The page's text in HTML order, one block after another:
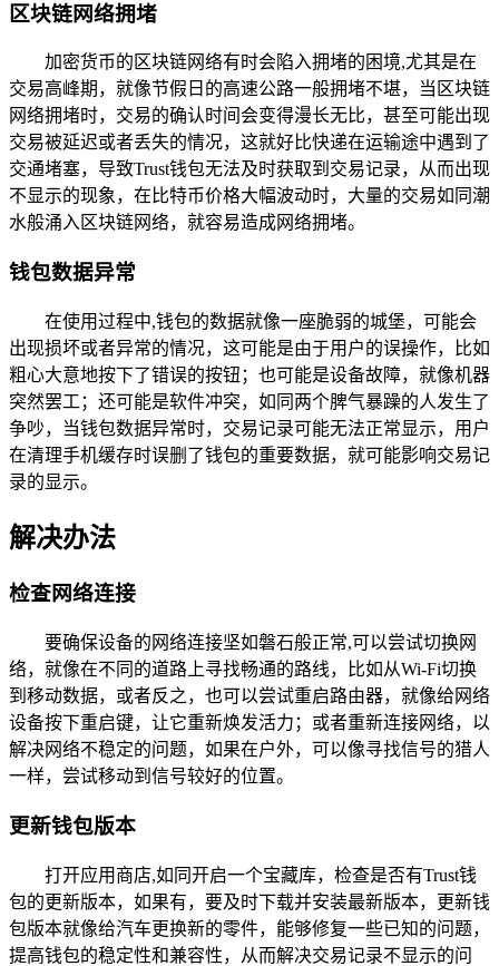
区块链网络拥堵
加密货币的区块链网络有时会陷入拥堵的困境,尤其是在
交易高峰期，就像节假日的高速公路一般拥堵不堪，当区块链
网络拥堵时，交易的确认时间会变得漫长无比，甚至可能出现
交易被延迟或者丢失的情况，这就好比快递在运输途中遇到了
交通堵塞，导致Trust钱包无法及时获取到交易记录，从而出现
不显示的现象，在比特币价格大幅波动时，大量的交易如同潮
水般涌入区块链网络，就容易造成网络拥堵。
钱包数据异常
在使用过程中,钱包的数据就像一座脆弱的城堡，可能会
出现损坏或者异常的情况，这可能是由于用户的误操作，比如
粗心大意地按下了错误的按钮；也可能是设备故障，就像机器
突然罢工；还可能是软件冲突，如同两个脾气暴躁的人发生了
争吵，当钱包数据异常时，交易记录可能无法正常显示，用户
在清理手机缓存时误删了钱包的重要数据，就可能影响交易记
录的显示。
解决办法
检查网络连接
要确保设备的网络连接坚如磐石般正常,可以尝试切换网
络，就像在不同的道路上寻找畅通的路线，比如从Wi-Fi切换
到移动数据，或者反之，也可以尝试重启路由器，就像给网络
设备按下重启键，让它重新焕发活力；或者重新连接网络，以
解决网络不稳定的问题，如果在户外，可以像寻找信号的猎人
一样，尝试移动到信号较好的位置。
更新钱包版本
打开应用商店,如同开启一个宝藏库，检查是否有Trust钱
包的更新版本，如果有，要及时下载并安装最新版本，更新钱
包版本就像给汽车更换新的零件，能够修复一些已知的问题，
提高钱包的稳定性和兼容性，从而解决交易记录不显示的问